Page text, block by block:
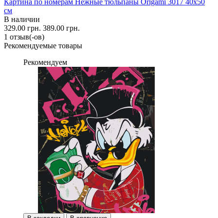
Картина по номерам Нежные тюльпаны Origami 3017 40x50
см
В наличии
329.00 грн. 389.00 грн.
1 отзыв(-ов)
Рекомендуемые товары
Рекомендуем